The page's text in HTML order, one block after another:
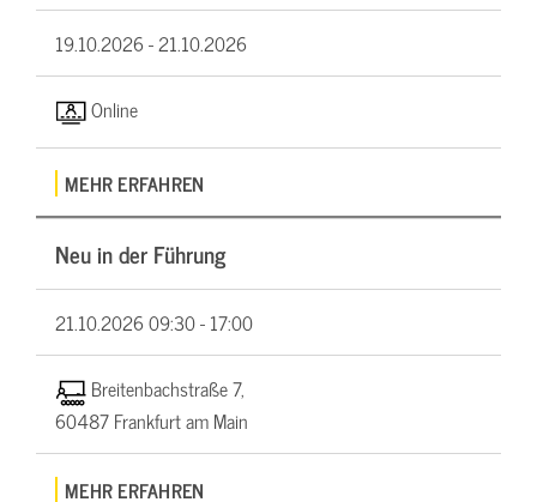
19.10.2026 -21.10.2026
Online
MEHR ERFAHREN
Neu in der Führung
21.10.202609:30 - 17:00
Breitenbachstraße 7,
60487 Frankfurt am Main
MEHR ERFAHREN